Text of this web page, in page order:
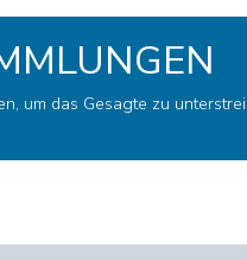
um das Gesagte zu